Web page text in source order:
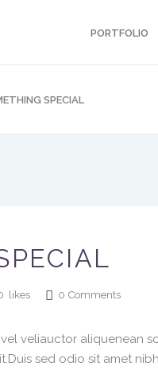
PORTFOLIO
SPECIAL
likes 0 Comments
veliauctor aliquenean
sed odio sit amet